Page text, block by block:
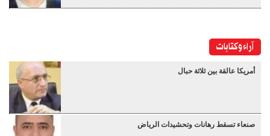
آراء وكتابات
أمريكا عالقة بين ثلاثة حبال
صنعاء تسقط رهانات وتحشيدات الرياض